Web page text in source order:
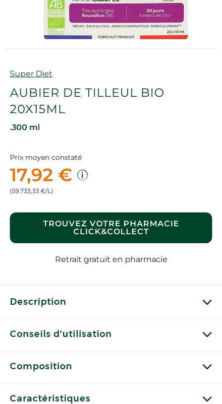
Marque
Super Diet
AUBIER DE TILLEUL BIO
20X15ML
.300 ml
Prix moyen constaté
17,92 €
(59.733,33 €/L)
TROUVEZ VOTRE PHARMACIE
CLICK&COLLECT
Retrait gratuit en pharmacie
Description
Conseils d'utilisation
Composition
Caractéristiques